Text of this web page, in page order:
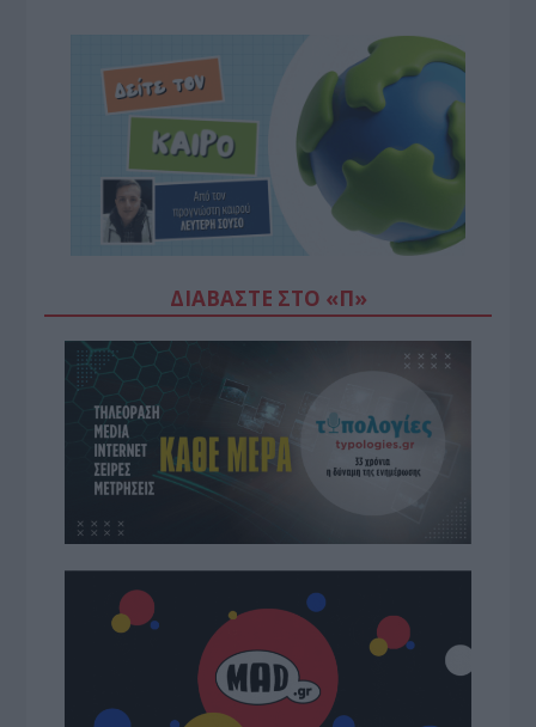
ΔΙΑΒΆΣΤΕ ΣΤΟ «Π»